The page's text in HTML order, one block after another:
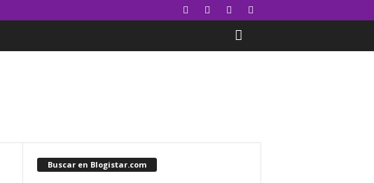
Buscar en Blogistar.com